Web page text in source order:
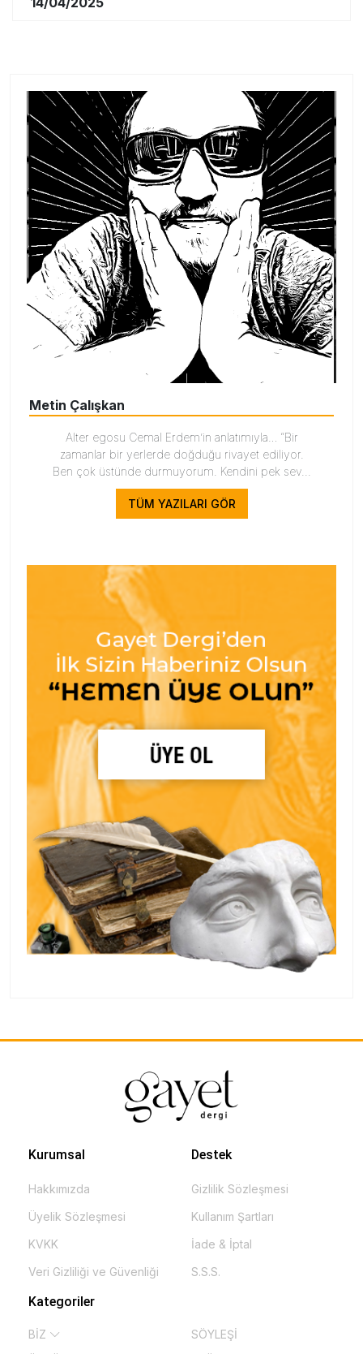
Metin Çalışkan
Alter egosu Cemal Erdem’in anlatımıyla… “Bir
zamanlar bir yerlerde doğduğu rivayet ediliyor.
Ben çok üstünde durmuyorum. Kendini pek sev...
TÜM YAZILARI GÖR
Kurumsal
Hakkımızda
Üyelik Sözleşmesi
KVKK
Veri Gizliliği ve Güvenliği
Destek
Gizlilik Sözleşmesi
Kullanım Şartları
İade & İptal
S.S.S.
Kategoriler
BİZ
SÖYLEŞİ